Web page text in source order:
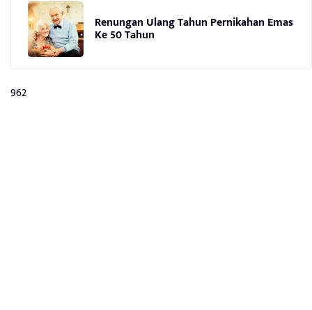
Renungan Ulang Tahun Pernikahan Emas
Ke 50 Tahun
962